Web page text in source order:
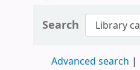
Search
Advanced search